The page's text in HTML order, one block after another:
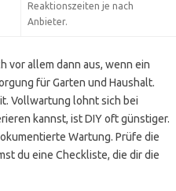
Reaktionszeiten je nach
Anbieter.
vor allem dann aus, wenn ein
für Garten und Haushalt.
Vollwartung lohnt sich bei
kannst, ist DIY oft günstiger.
Wartung. Prüfe die
du eine Checkliste, die dir die